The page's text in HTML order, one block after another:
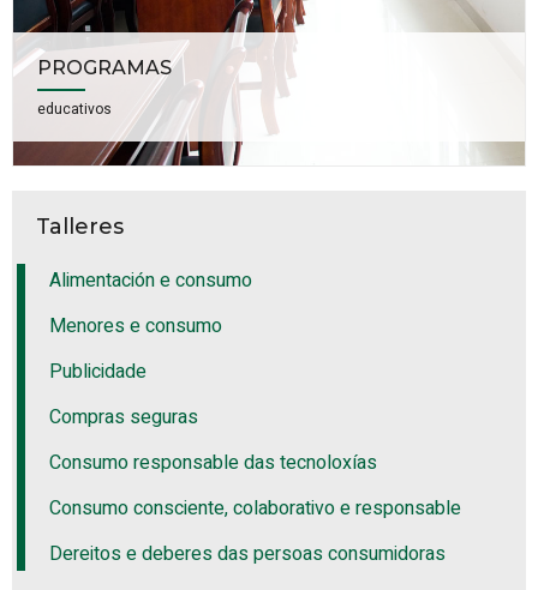
PROGRAMAS
educativos
Talleres
Alimentación e consumo
Menores e consumo
Publicidade
Compras seguras
Consumo responsable das tecnoloxías
Consumo consciente, colaborativo e responsable
Dereitos e deberes das persoas consumidoras